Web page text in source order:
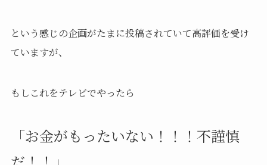
という感じの企画がたまに投稿されていて高評価を受け
ていますが、
もしこれをテレビでやったら
「お金がもったいない！！！不謹慎